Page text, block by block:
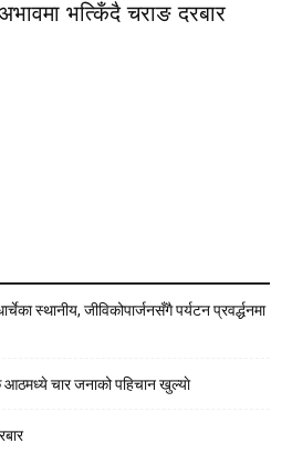
भत्किँदै चराङ दरबार
स्थानीय, जीविकोपार्जनसँगै पर्यटन प्रवर्द्धनमा
आठमध्ये चार जनाको पहिचान खुल्याे